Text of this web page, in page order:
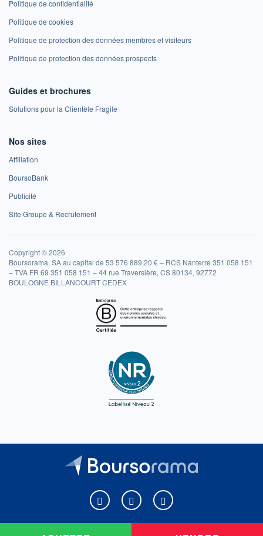
Politique de confidentialité
Politique de cookies
Politique de protection des données membres et visiteurs
Politique de protection des données prospects
Guides et brochures
Solutions pour la Clientèle Fragile
Nos sites
Affiliation
BoursoBank
Publicité
Site Groupe & Recrutement
Copyright © 2026
Boursorama, SA au capital de 53 576 889,20 € – RCS Nanterre 351 058 151
– TVA FR 69 351 058 151 – 44 rue Traversière, CS 80134, 92772
BOULOGNE BILLANCOURT CEDEX
Boursorama sur Facebook
Boursorama sur XBoursorama sur